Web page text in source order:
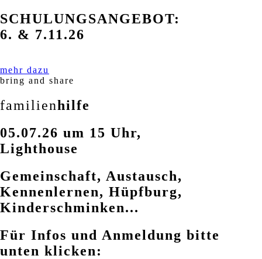
SCHULUNGSANGEBOT:
6. & 7.11.26
mehr dazu
bring and share
familienhilfe
05.07.26 um 15 Uhr,
Lighthouse
Gemeinschaft, Austausch,
Kennenlernen, Hüpfburg,
Kinderschminken...
Für Infos und Anmeldung bitte
unten klicken: